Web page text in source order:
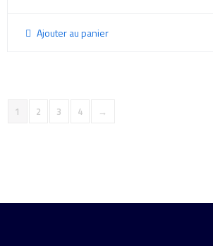
Ajouter au panier
1 2 3 4 →